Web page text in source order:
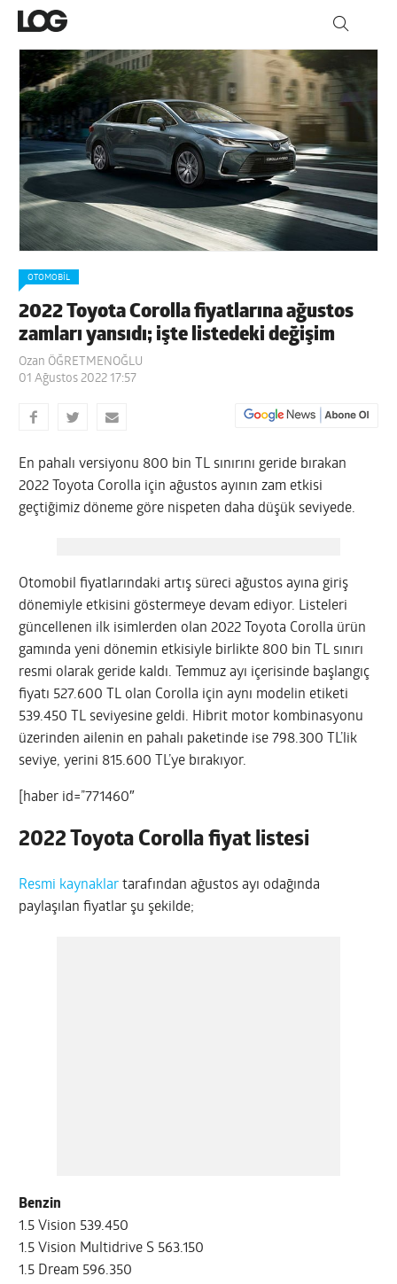
OTOMOBIL
2022 Toyota Corolla fiyatlarına ağustos
zamları yansıdı; işte listedeki değişim
Ozan ÖĞRETMENOĞLU
01 Ağustos 2022 17:57
En pahalı versiyonu 800 bin TL sınırını geride bırakan
2022 Toyota Corolla için ağustos ayının zam etkisi
geçtiğimiz döneme göre nispeten daha düşük seviyede.
Otomobil fiyatlarındaki artış süreci ağustos ayına giriş
dönemiyle etkisini göstermeye devam ediyor. Listeleri
güncellenen ilk isimlerden olan 2022 Toyota Corolla ürün
gamında yeni dönemin etkisiyle birlikte 800 bin TL sınırı
resmi olarak geride kaldı. Temmuz ayı içerisinde başlangıç
fiyatı 527.600 TL olan Corolla için aynı modelin etiketi
539.450 TL seviyesine geldi. Hibrit motor kombinasyonu
üzerinden ailenin en pahalı paketinde ise 798.300 TL’lik
seviye, yerini 815.600 TL’ye bırakıyor.
[haber id=”771460″
2022 Toyota Corolla fiyat listesi
Resmi kaynaklar tarafından ağustos ayı odağında
paylaşılan fiyatlar şu şekilde;
Benzin
1.5 Vision 539.450
1.5 Vision Multidrive S 563.150
1.5 Dream 596.350